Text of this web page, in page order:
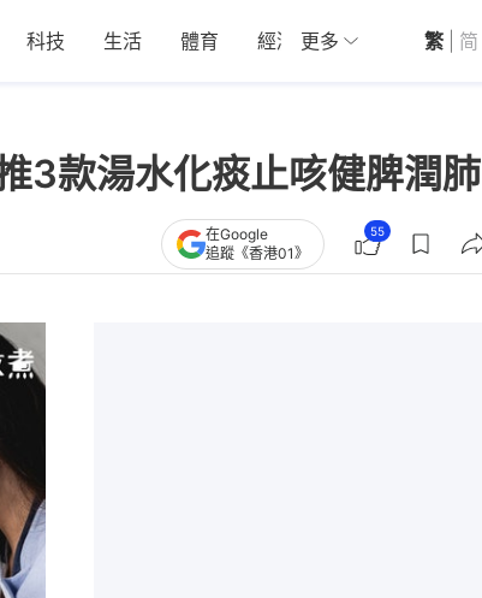
科技 生活 體育 經濟 01深圳 觀點
更多 繁 简
3款湯水化痰止咳健脾潤肺
在Google
追蹤《香港01》
55